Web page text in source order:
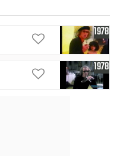
1978
1978